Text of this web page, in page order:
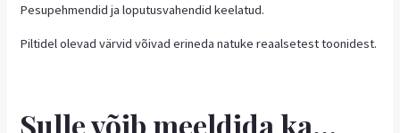
Pesupehmendid ja loputusvahendid keelatud.
Piltidel olevad värvid võivad erineda natuke reaalsetest toonidest.
Sulle võib meeldida ka…